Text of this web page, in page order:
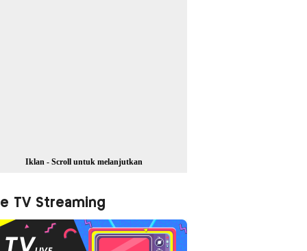
Iklan - Scroll untuk melanjutkan
TV Streaming